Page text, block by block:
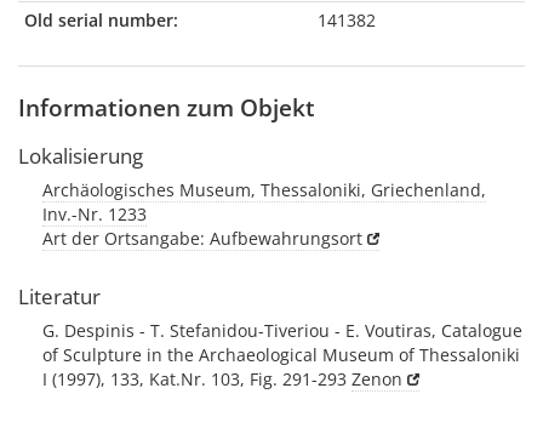
Old serial number:
141382
Informationen zum Objekt
Lokalisierung
Archäologisches Museum, Thessaloniki, Griechenland,
Inv.-Nr. 1233
Art der Ortsangabe: Aufbewahrungsort
Literatur
G. Despinis - T. Stefanidou-Tiveriou - E. Voutiras, Catalogue
of Sculpture in the Archaeological Museum of Thessaloniki
I (1997), 133, Kat.Nr. 103, Fig. 291-293 Zenon